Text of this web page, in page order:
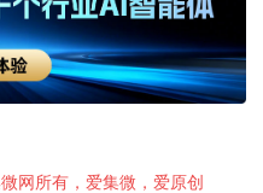
网所有，爱集微，爱原创